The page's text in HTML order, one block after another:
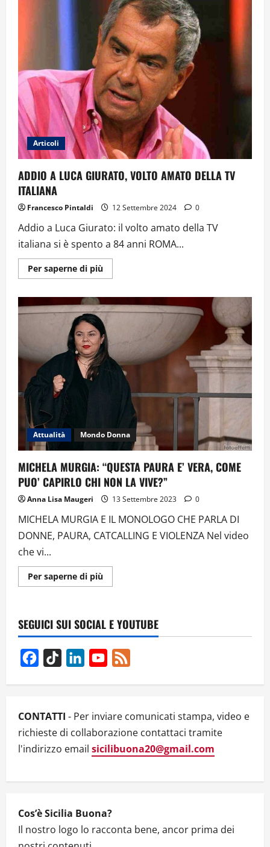
raccontato
da
Ciro
Spataro
Articoli
ADDIO A LUCA GIURATO, VOLTO AMATO DELLA TV
ITALIANA
Francesco Pintaldi 12 Settembre 2024 0
Addio a Luca Giurato: il volto amato della TV
italiana si è spento a 84 anni ROMA...
Per saperne di piùUlteriori
informazioni
A
LUCA
VOLTO
AMATO
DELLA
TV
ITALIANA
Attualità Mondo Donna
MICHELA MURGIA: “QUESTA PAURA E’ VERA, COME
PUO’ CAPIRLO CHI NON LA VIVE?”
Anna Lisa Maugeri 13 Settembre 2023 0
MICHELA MURGIA E IL MONOLOGO CHE PARLA DI
DONNE, PAURA, CATCALLING E VIOLENZA Nel video
che vi...
Per saperne di piùUlteriori
informazioni
“QUESTA
PAURA
E’
COME
PUO’
CAPIRLO
NON
SEGUICI SUI SOCIAL E YOUTUBE
Facebook
TikTok LinkedInYouTube
CONTATTI - Per inviare comunicati stampa, video e
richieste di collaborazione contattaci tramite
l'indirizzo email sicilibuona20@gmail.com
Cos’è Sicilia Buona?
Il nostro logo lo racconta bene, ancor prima dei